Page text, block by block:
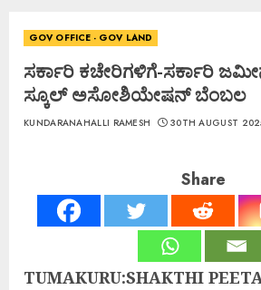
GOV OFFICE - GOV LAND
ಸರ್ಕಾರಿ ಕಚೇರಿಗಳಿಗೆ-ಸರ್ಕಾರಿ
ಸ್ಕೂಲ್ ಅಸೋಶಿಯೇಷನ್ ಬೆಂಬಲ
KUNDARANAHALLI RAMESH 30TH AUGUST
Share
TUMAKURU:SHAKTHI